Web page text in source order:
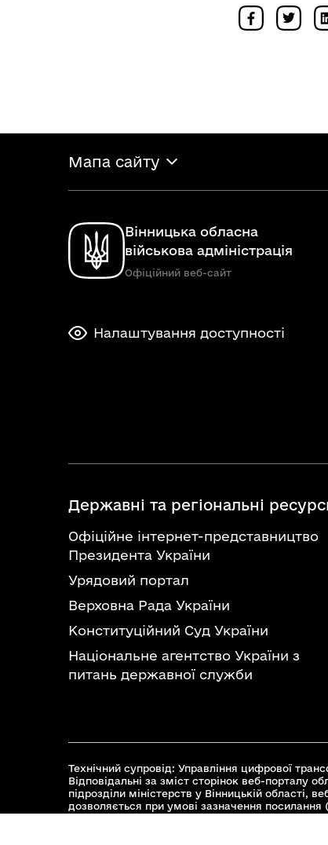
Мапа сайту
Вінницька обласна
військова адміністрація
Офіційний веб-сайт
Налаштування доступності
Державні та регіональні
Офіційне інтернет-представництво
Президента України
Урядовий портал
Верховна Рада України
Конституційний Суд України
Національне агентство України з
питань державної служби
Технічний супровід: Управління цифрової
Відповідальні за зміст сторінок веб-порталу
підрозділи міністерств у Вінницькій області,
дозволяється при умові зазначення посилання